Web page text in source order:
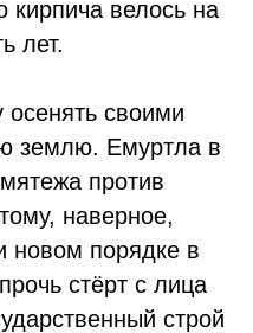
кирпича велось на
лет.
своими
землю. Емуртла в
против
наверное,
новом порядке в
стёрт с лица
строй